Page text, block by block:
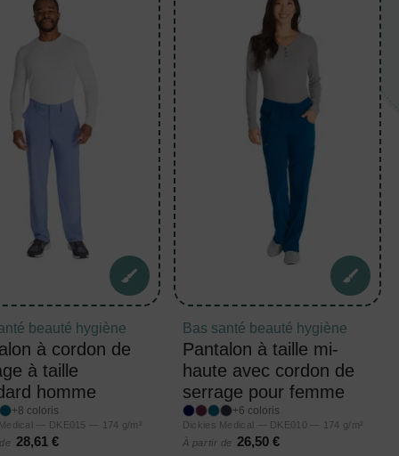
beauté hygiène
à cordon de
à taille
homme
+8 coloris
— DKE015 — 174 g/m²
28,61 €
Bas santé beauté hygiène
Pantalon à taille mi-
haute avec cordon de
serrage pour femme
+6 coloris
Dickies Medical — DKE010 — 174 g/m²
À partir de
26,50 €